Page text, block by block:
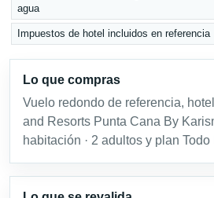
agua
Impuestos de hotel incluidos en referencia
Lo que compras
Vuelo redondo de referencia,
and Resorts Punta Cana By
habitación · 2 adultos y plan Todo